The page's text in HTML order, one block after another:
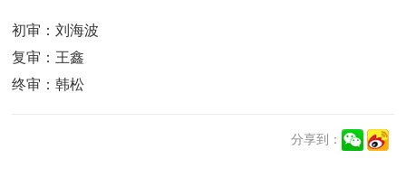
初审：刘海波
复审：王鑫
终审：韩松
分享到：